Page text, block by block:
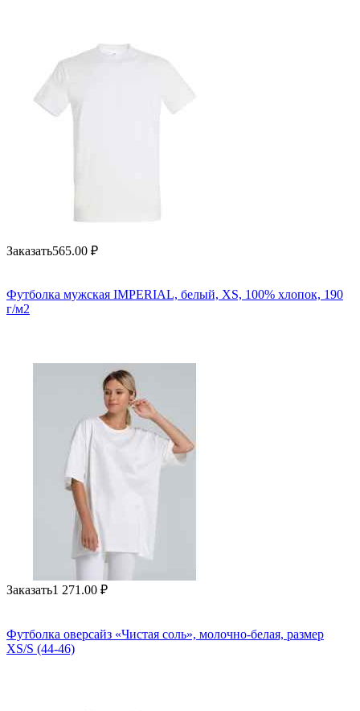
Заказать565.00 ₽
Футболка мужская IMPERIAL, белый, XS, 100% хлопок, 190
г/м2
Заказать1 271.00 ₽
Футболка оверсайз «Чистая соль», молочно-белая, размер
XS/S (44-46)